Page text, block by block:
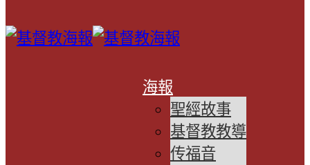
海報
聖經故事
基督教教導
传福音